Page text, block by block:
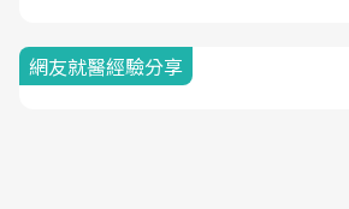
網友就醫經驗分享